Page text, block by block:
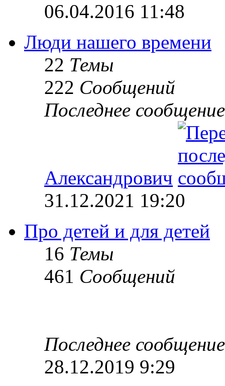
06.04.2016 11:48
Люди нашего времени
22 Темы
222 Сообщений
Последнее сообщение
Александрович
31.12.2021 19:20
Про детей и для детей
16 Темы
461 Сообщений
Последнее сообщение
28.12.2019 9:29